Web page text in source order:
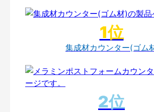
集成材カウンター(ゴム